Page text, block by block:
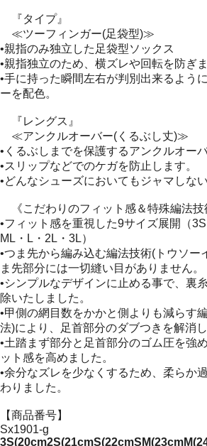
『タイプ』
≪ツーフィンガー(足袋型)≫
•親指のみ独立した足袋型ソックス
•親指独立のため、横ズレや回転を防ぎま
•手に持った瞬間左右が判別出来るよう
ーを配色。
『レングス』
≪アンクルオーバー(くるぶし丈)≫
•くるぶしまでを保護するアンクルオー
•スリップなどでのケガを防止します。
•どんなシューズにおいてもジャマしな
《こだわりのフィット感＆特殊編法技
•フィット感を重視した9サイズ展開（
ML・L・2L・3L）
•つま先から編み込む編法技術(トウソー
ま先部分には一切縫い目がありません。
•シンプルなデザインに止める事で、裏
除いたしました。
•甲側の網目数をかかと側よりも減らす
法)により、足首部分のダブつきを解消し
•土踏まず部分と足首部分のゴム圧を強
ット感を高めました。
•余分なズレを少なくするため、柔らか
わりました。
【商品番号】
Sx1901-g
3S(20cm2S(21cmS(22cmSM(23cm